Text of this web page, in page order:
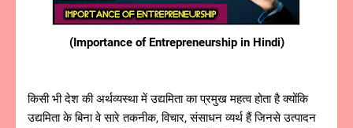
(Importance of Entrepreneurship in Hindi)
किसी भी देश की अर्थव्यस्था में उद्यमिता का प्रमुख महत्व होता है क्योंकि
उद्यमिता के बिना वे सारे तकनीक, विचार, संसाधन व्यर्थ हैं जिनसे उत्पादन